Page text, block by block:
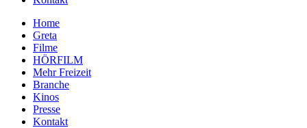
Home
Greta
Filme
HÖRFILM
Mehr Freizeit
Branche
Kinos
Presse
Kontakt